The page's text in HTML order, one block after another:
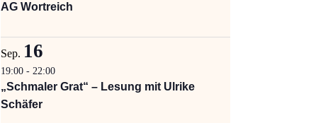
AG Wortreich
Sep. 16
19:00 - 22:00
„Schmaler Grat“ – Lesung mit Ulrike
Schäfer